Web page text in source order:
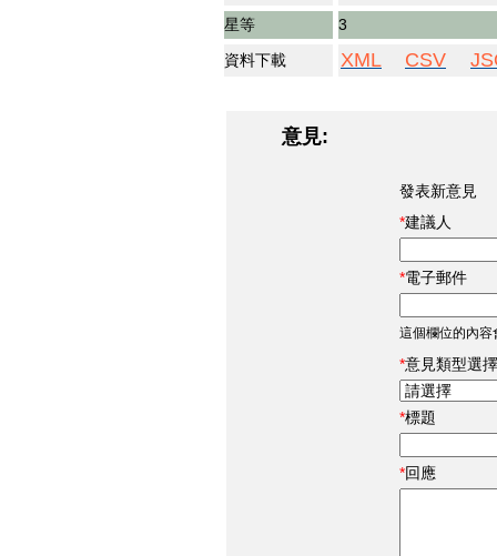
星等
3
資料下載
XML CSV
意見:
發表新意見
建議人
電子郵件
這個欄位的內容
意見類型選擇
標題
回應